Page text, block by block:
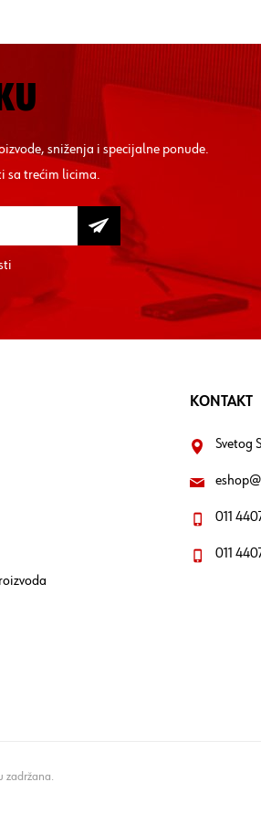
sniženja i specijalne ponude.
sa trećim licima.
KONTAKT
Svetog
011
011
zadržana.